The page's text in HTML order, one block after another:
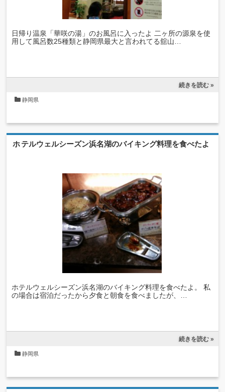
日帰り温泉「華咲の湯」のお風呂に入ったよ 二ヶ所の源泉を使
用して風呂数25種類と静岡県最大と言われてる舘山…
続きを読む »
静岡県
ホテルウェルシーズン浜名湖のバイキング料理を食べたよ
ホテルウェルシーズン浜名湖のバイキング料理を食べたよ。 私
の場合は宿泊だったから夕食と朝食を食べましたが、…
続きを読む »
静岡県